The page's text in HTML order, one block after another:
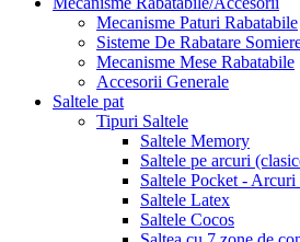
Mecanisme Paturi Rabatabile
Sisteme De Rabatare
Mecanisme Mese Rabatabile
Accesorii Generale
Saltele pat
Tipuri Saltele
Saltele Memory
Saltele pe arcuri
Saltele Pocket -
Saltele Latex
Saltele Cocos